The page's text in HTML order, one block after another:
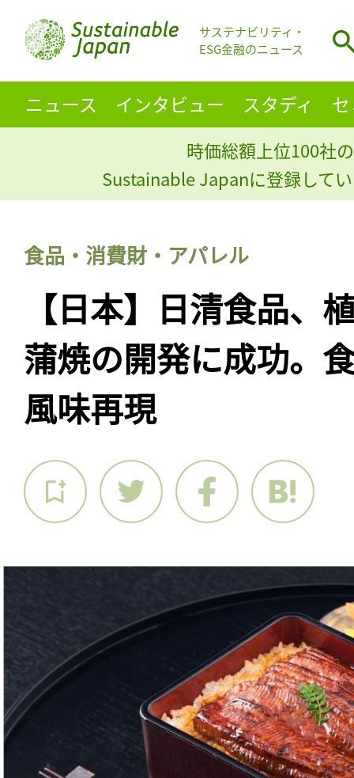
サステナビリティ・
ESG金融のニュース
ニュース インタビュー スタディ
時価総額上位100社
Sustainable Japanに登録して
食品・消費財・アパレル
【日本】日清食品、
蒲焼の開発に成功。
風味再現